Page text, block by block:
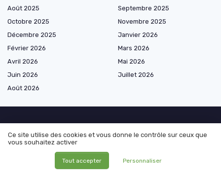
Août 2025
Septembre 2025
Octobre 2025
Novembre 2025
Décembre 2025
Janvier 2026
Février 2026
Mars 2026
Avril 2026
Mai 2026
Juin 2026
Juillet 2026
Août 2026
Les plus lus
Comprendre le plan épargne logement Quadreto
Comprendre le virement de débit
Ce site utilise des cookies et vous donne le contrôle sur ceux que
vous souhaitez activer
Tout accepter Personnaliser